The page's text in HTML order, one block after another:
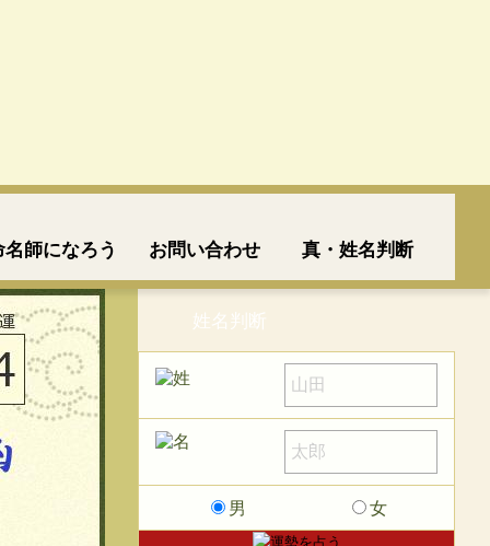
名師になろう お問い合わせ 真・姓名判断
姓名判断
男 女